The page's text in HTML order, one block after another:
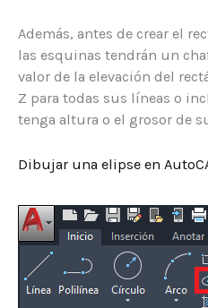
Además, antes de crear el
las esquinas tendrán un
valor de la elevación del
Z para todas sus líneas o
tenga altura o el grosor de
Dibujar una elipse en